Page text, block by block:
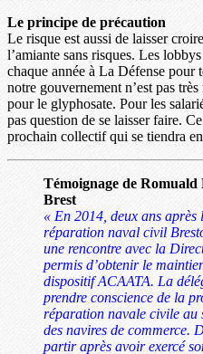
Le principe de précaution
Le risque est aussi de laisser
l’amiante sans risques. Les
chaque année à La Défense
notre gouvernement n’est pas
pour le glyphosate. Pour les
pas question de se laisser faire.
prochain collectif qui se tiendra
Témoignage de
Brest
« En 2014, deux ans
réparation naval civil
une rencontre avec la
permis d’obtenir le
dispositif ACAATA. La
prendre conscience de la
réparation navale civile au
des navires de commerce.
partir après avoir exercé